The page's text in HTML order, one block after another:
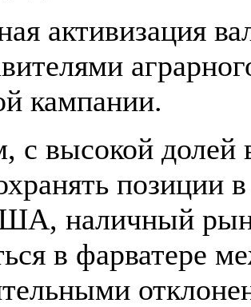
активизация
кампании.
с высокой долей
позиции
наличный
в фарватере